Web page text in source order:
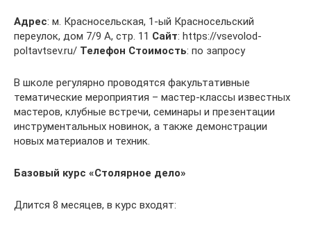
Адрес: м. Красносельская, 1-ый Красносельский
переулок, дом 7/9 А, стр. 11 Сайт: https://vsevolod-
poltavtsev.ru/ Телефон Стоимость: по запросу
В школе регулярно проводятся факультативные
тематические мероприятия – мастер-классы известных
мастеров, клубные встречи, семинары и презентации
инструментальных новинок, а также демонстрации
новых материалов и техник.
Базовый курс «Столярное дело»
Длится 8 месяцев, в курс входят: